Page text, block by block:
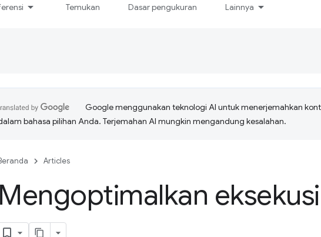
Temukan Dasar pengukuran Lainnya
Google menggunakan teknologi AI untuk menerjemahkan
bahasa pilihan Anda. Terjemahan AI mungkin mengandung kesalahan.
Articles
Mengoptimalkan